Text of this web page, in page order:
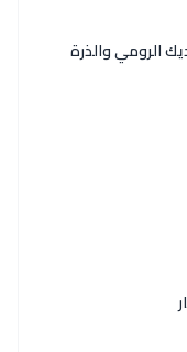
الرومي والذرة